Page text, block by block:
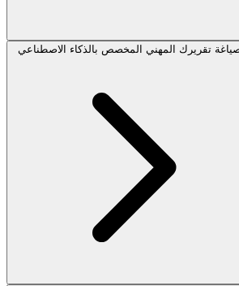
تقريرك المهني المخصص بالذكاء الاصطناعي